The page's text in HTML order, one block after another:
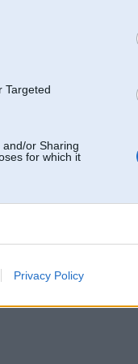
Targeted
or Sharing
for which it
Privacy Policy
daudz klikus un riktiigu trafiku